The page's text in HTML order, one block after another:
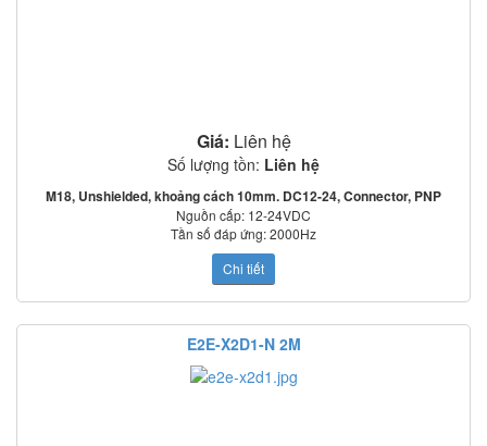
Giá: Liên hệ
Số lượng tồn: Liên hệ
M18, Unshielded, khoảng cách 10mm. DC12-24, Connector, PNP
Nguồn cấp: 12-24VDC
Tần số đáp ứng: 2000Hz
Mạch bảo vệ: Ngược cực cấp nguồn, quá áp tức thời, ngắn mạch ngõ ra
Nhiệt độ làm việc: -25
Tiêu chuẩn: IEC60529: IP67
Chi tiết
E2E-X2D1-N 2M